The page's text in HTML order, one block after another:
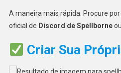
A maneira mais rápida. Procure
oficial de Discord de Spellborne
Criar Sua